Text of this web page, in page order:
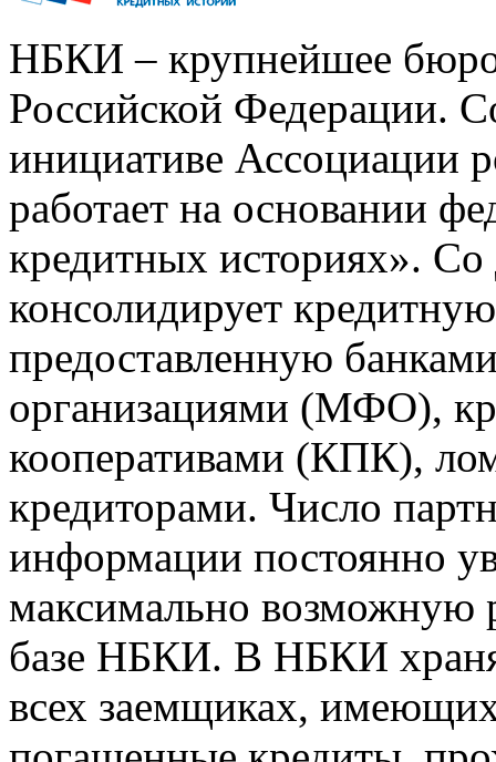
НБКИ – крупнейшее
Российской Федерации.
инициативе Ассоциации
работает на основании
кредитных историях».
консолидирует
предоставленную
организациями (МФО),
кооперативами (КПК),
кредиторами. Число
информации постоянно
максимально возможную
базе НБКИ. В НБКИ
всех заемщиках,